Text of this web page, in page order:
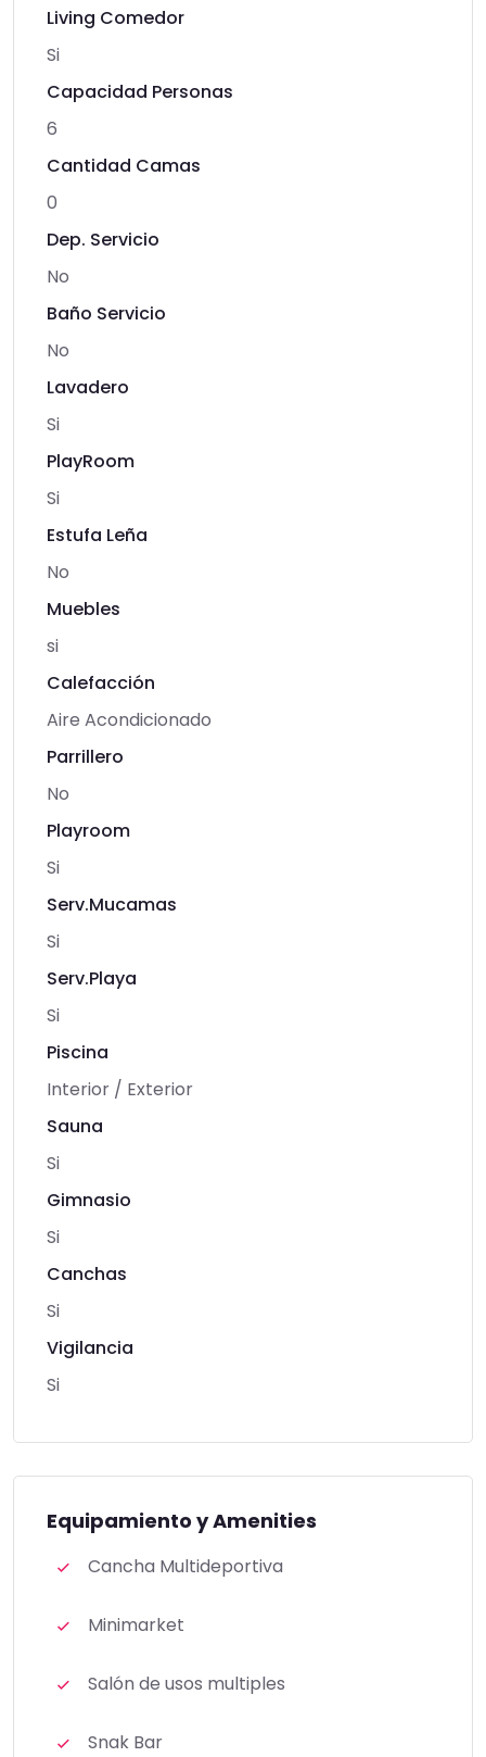
Living Comedor
Si
Capacidad Personas
6
Cantidad Camas
0
Dep. Servicio
No
Baño Servicio
No
Lavadero
Si
PlayRoom
Si
Estufa Leña
No
Muebles
si
Calefacción
Aire Acondicionado
Parrillero
No
Playroom
Si
Serv.Mucamas
Si
Serv.Playa
Si
Piscina
Interior / Exterior
Sauna
Si
Gimnasio
Si
Canchas
Si
Vigilancia
Si
Equipamiento y Amenities
Cancha Multideportiva
Minimarket
Salón de usos multiples
Snak Bar